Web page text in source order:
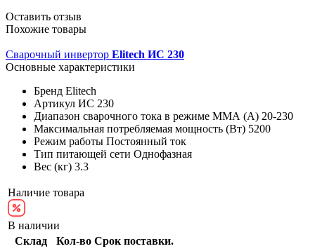
Оставить отзыв
Похожие товары
Сварочный инвертор Elitech ИС 230
Основные характеристики
Бренд Elitech
Артикул ИС 230
Диапазон сварочного тока в режиме ММА (А) 20-230
Максимальная потребляемая мощность (Вт) 5200
Режим работы Постоянный ток
Тип питающей сети Однофазная
Вес (кг) 3.3
Наличие товара
В наличии
Склад
Кол-во Срок поставки.